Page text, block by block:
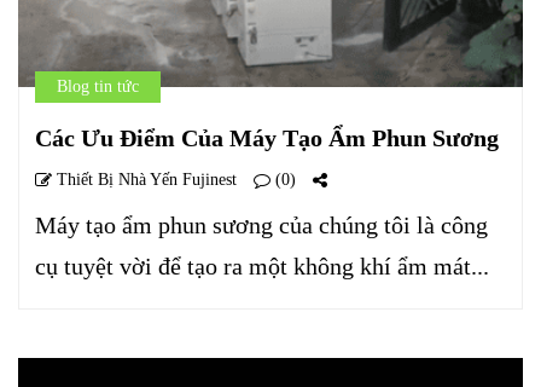
Blog tin tức
Các Ưu Điểm Của Máy Tạo Ẩm Phun Sương
Thiết Bị Nhà Yến Fujinest (0)
Máy tạo ẩm phun sương của chúng tôi là công
cụ tuyệt vời để tạo ra một không khí ẩm mát...